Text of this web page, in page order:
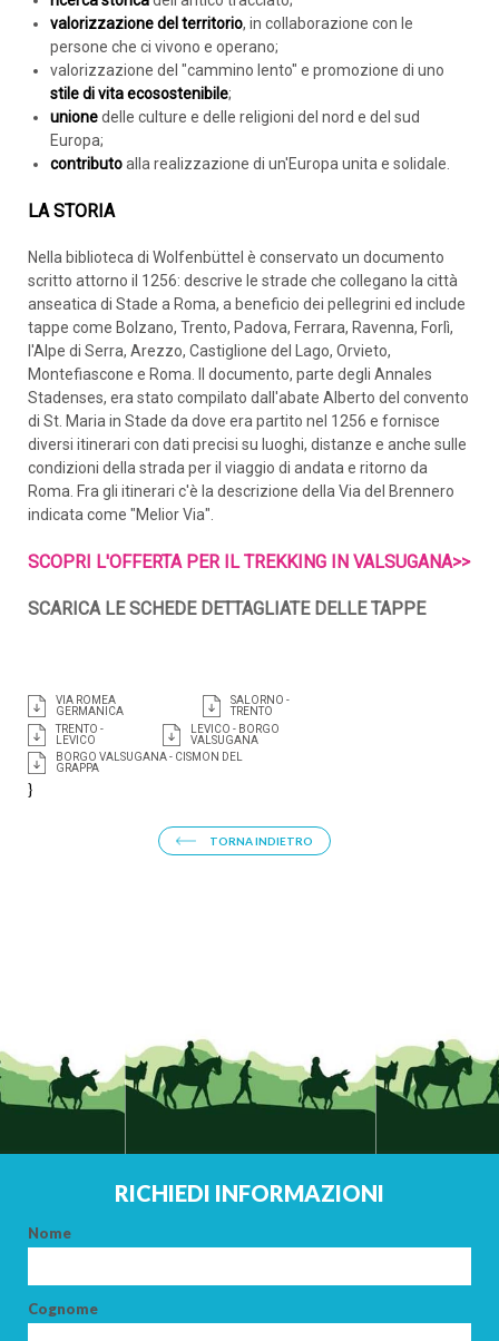
ADULTI
BAMBINI
CERCA
valorizzazione del territorio, in collaborazione con le
persone che ci vivono e operano;
valorizzazione del "cammino lento" e promozione di uno
stile di vita ecosostenibile;
unionedelle culture e delle religioni del nord e del sud
Europa;
contributoalla realizzazione di un'Europa unita e solidale.
LA STORIA
Nella biblioteca di Wolfenbüttel è conservato un documento
scritto attorno il 1256: descrive le strade che collegano la città
anseatica di Stade a Roma, a beneficio dei pellegrini ed include
tappe come Bolzano, Trento, Padova, Ferrara, Ravenna, Forlì,
l'Alpe di Serra, Arezzo, Castiglione del Lago, Orvieto,
Montefiascone e Roma. Il documento, parte degli Annales
Stadenses, era stato compilato dall'abate Alberto del convento
di St. Maria in Stade da dove era partito nel 1256 e fornisce
diversi itinerari con dati precisi su luoghi, distanze e anche sulle
condizioni della strada per il viaggio di andata e ritorno da
Roma. Fra gli itinerari c'è la descrizione della Via del Brennero
indicata come "Melior Via".
SCOPRI L'OFFERTA PER IL TREKKING IN VALSUGANA>>
SCARICA LE SCHEDE DETTAGLIATE DELLE TAPPE
VIA ROMEA
GERMANICA
SALORNO -
TRENTO
TRENTO -
LEVICO
LEVICO - BORGO
VALSUGANA
BORGO VALSUGANA - CISMON DEL
GRAPPA
}
TORNA INDIETRO
RICHIEDI INFORMAZIONI
Nome
Cognome